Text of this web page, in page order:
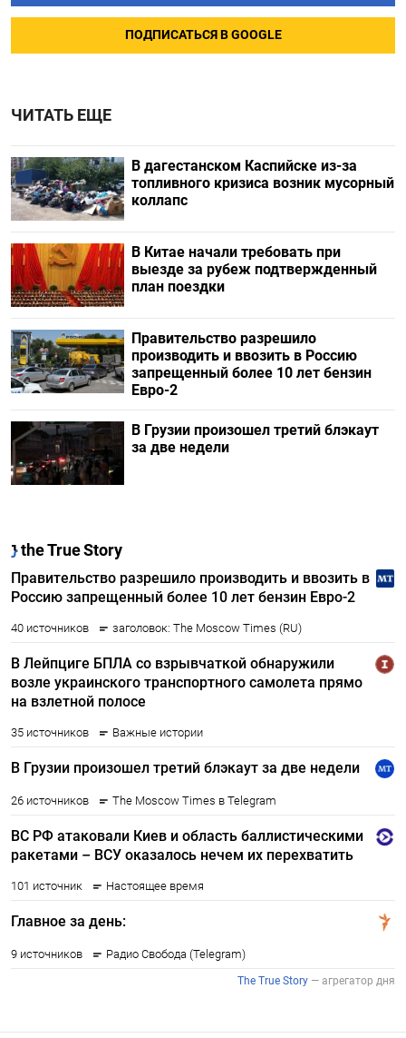
ПОДПИСАТЬСЯ В GOOGLE
ЧИТАТЬ ЕЩЕ
В дагестанском Каспийске из-за
топливного кризиса возник мусорный
коллапс
В Китае начали требовать при
выезде за рубеж подтвержденный
план поездки
Правительство разрешило
производить и ввозить в Россию
запрещенный более 10 лет бензин
Евро-2
В Грузии произошел третий блэкаут
за две недели